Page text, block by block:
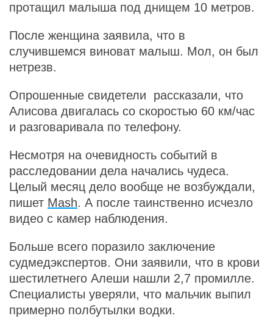
протащил малыша под днищем 10 метров.
После женщина заявила, что в
случившемся виноват малыш. Мол, он был
нетрезв.
Опрошенные свидетели рассказали, что
Алисова двигалась со скоростью 60 км/час
и разговаривала по телефону.
Несмотря на очевидность событий в
расследовании дела начались чудеса.
Целый месяц дело вообще не возбуждали,
пишет Mash. А после таинственно исчезло
видео с камер наблюдения.
Больше всего поразило заключение
судмедэкспертов. Они заявили, что в крови
шестилетнего Алеши нашли 2,7 промилле.
Специалисты уверяли, что мальчик выпил
примерно полбутылки водки.